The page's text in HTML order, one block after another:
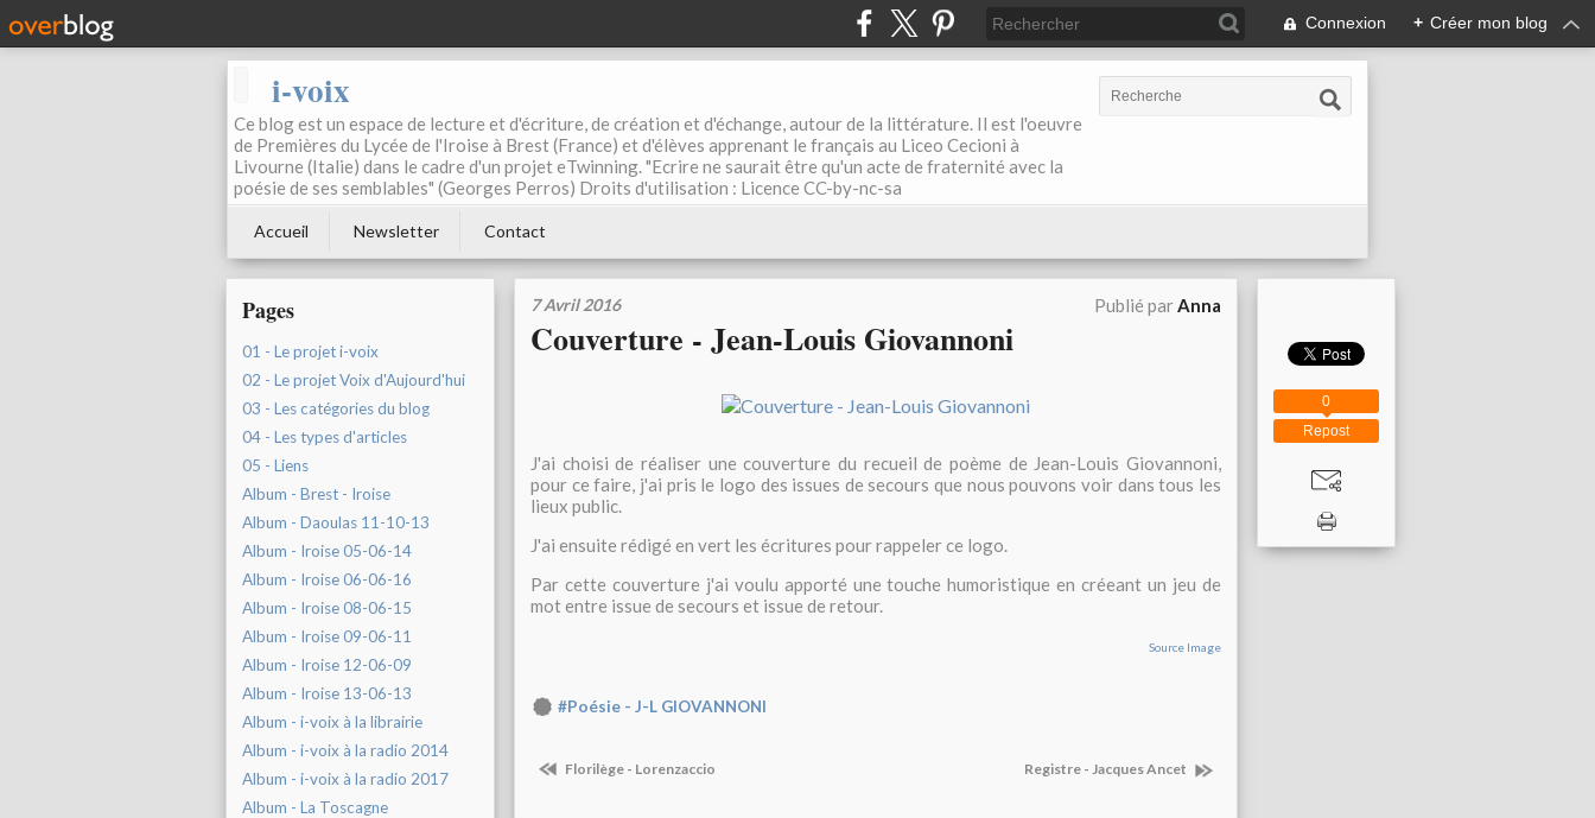
Connexion + Créer mon blog
i-voix
Ce blog est un espace de lecture et d'écriture, de création et d'échange, autour de la littérature. Il est l'oeuvre
de Premières du Lycée de l'Iroise à Brest (France) et d'élèves apprenant le français au Liceo Cecioni à
Livourne (Italie) dans le cadre d'un projet eTwinning. "Ecrire ne saurait être qu'un acte de fraternité avec la
poésie de ses semblables" (Georges Perros) Droits d'utilisation : Licence CC-by-nc-sa
Accueil Newsletter Contact
Pages
01 - Le projet i-voix
02 - Le projet Voix d'Aujourd'hui
03 - Les catégories du blog
04 - Les types d'articles
05 - Liens
Album - Brest - Iroise
Album - Daoulas 11-10-13
Album - Iroise 05-06-14
Album - Iroise 06-06-16
Album - Iroise 08-06-15
Album - Iroise 09-06-11
Album - Iroise 12-06-09
Album - Iroise 13-06-13
Album - i-voix à la librairie
Album - i-voix à la radio 2014
Album - i-voix à la radio 2017
Album - La Toscagne
7 Avril 2016 Publié parAnna
Couverture - Jean-Louis Giovannoni
J'ai choisi de réaliser une couverture du recueil de poème de Jean-Louis Giovannoni,
pour ce faire, j'ai pris le logo des issues de secours que nous pouvons voir dans tous les
lieux public.
J'ai ensuite rédigé en vert les écritures pour rappeler ce logo.
Par cette couverture j'ai voulu apporté une touche humoristique en créeant un jeu de
mot entre issue de secours et issue de retour.
Source Image
#Poésie - J-L GIOVANNONI
Florilège - Lorenzaccio Registre - Jacques Ancet
Repost
0